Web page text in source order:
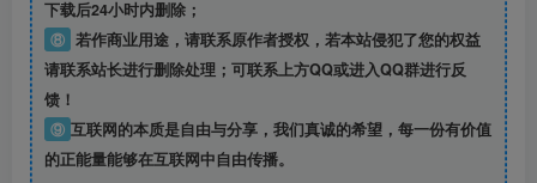
下载后24小时内删除；
⑧ 若作商业用途，请联系原作者授权，若本站侵犯了您的权益
请联系站长进行删除处理；可联系上方QQ或进入QQ群进行反
馈！
⑨ 互联网的本质是自由与分享，我们真诚的希望，每一份有价值
的正能量能够在互联网中自由传播。